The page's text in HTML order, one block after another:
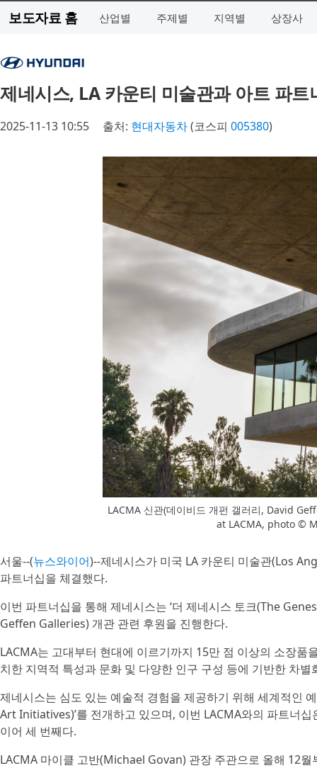
보도자료 홈 산업별 주제별 지역별 상장사
제네시스, LA 카운티 미술관과 아트 파트
2025-11-13 10:55 출처: 현대자동차(코스피 005380)
LACMA 신관(데이비드 개펀 갤러리, David
at LACMA, photo ©
서울--(뉴스와이어)--제네시스가 미국 LA 카운티 미술관(Los
파트너십을 체결했다.
이번 파트너십을 통해 제네시스는 ‘더 제네시스 토크(The
Geffen Galleries) 개관 관련 후원을 진행한다.
LACMA는 고대부터 현대에 이르기까지 15만 점 이상의 소장
치한 지역적 특성과 문화 및 다양한 인구 구성 등에 기반한 차
제네시스는 심도 있는 예술적 경험을 제공하기 위해 세계적인
Art Initiatives)’를 전개하고 있으며, 이번 LACMA와의 파트너
이어 세 번째다.
LACMA 마이클 고반(Michael Govan) 관장 주관으로 올해 12